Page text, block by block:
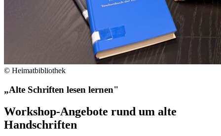
© Heimatbibliothek
„Alte Schriften lesen lernen"
Workshop-Angebote rund um alte
Handschriften